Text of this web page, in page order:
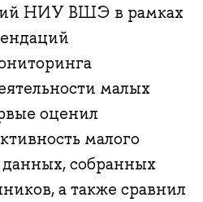
НИУ ВШЭ в рамках
малых
оценил
малого
данных, собранных
а также сравнил